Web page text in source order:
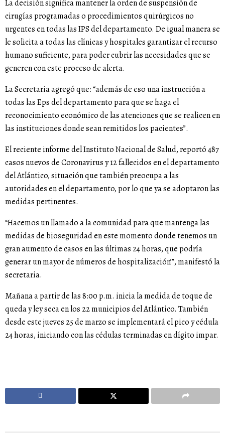
La decisión significa mantener la orden de suspensión de
cirugías programadas o procedimientos quirúrgicos no
urgentes en todas las IPS del departamento. De igual manera se
le solicita a todas las clínicas y hospitales garantizar el recurso
humano suficiente, para poder cubrir las necesidades que se
generen con este proceso de alerta.
La Secretaria agregó que: “además de eso una instrucción a
todas las Eps del departamento para que se haga el
reconocimiento económico de las atenciones que se realicen en
las instituciones donde sean remitidos los pacientes”.
El reciente informe del Instituto Nacional de Salud, reportó 487
casos nuevos de Coronavirus y 12 fallecidos en el departamento
del Atlántico, situación que también preocupa a las
autoridades en el departamento, por lo que ya se adoptaron las
medidas pertinentes.
“Hacemos un llamado a la comunidad para que mantenga las
medidas de bioseguridad en este momento donde tenemos un
gran aumento de casos en las últimas 24 horas, que podría
generar un mayor de números de hospitalización’”, manifestó la
secretaria.
Mañana a partir de las 8:00 p.m. inicia la medida de toque de
queda y ley seca en los 22 municipios del Atlántico. También
desde este jueves 25 de marzo se implementará el pico y cédula
24 horas, iniciando con las cédulas terminadas en dígito impar.